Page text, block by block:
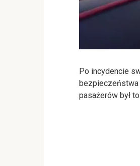
Po incydencie
bezpieczeństwa
pasażerów był